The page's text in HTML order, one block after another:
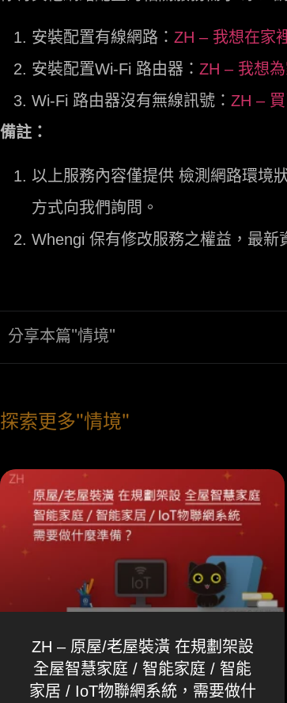
安裝配置有線網路： ZH – 我想在家
安裝配置Wi-Fi 路由器： ZH – 我想
Wi-Fi 路由器沒有無線訊號： ZH –
備註：
以上服務內容僅提供 檢測網路環境
方式向我們詢問。
Whengi 保有修改服務之權益，最新
分享本篇"情境"
探索更多"情境"
ZH – 原屋/老屋裝潢 在規劃架設
全屋智慧家庭 / 智能家庭 / 智能
家居 / IoT物聯網系統，需要做什